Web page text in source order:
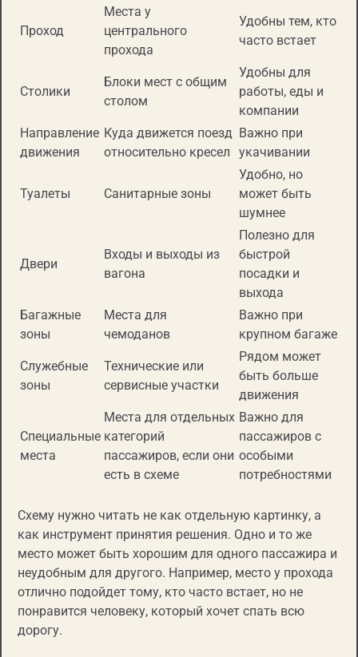
Проход
Места у
центрального
прохода
Удобны тем, кто
часто встает
Столики
Блоки мест с общим
столом
Удобны для
работы, еды и
компании
Направление
движения
Куда движется поезд
относительно кресел
Важно при
укачивании
Туалеты Санитарные зоны
Удобно, но
может быть
шумнее
Двери
Входы и выходы из
вагона
Полезно для
быстрой
посадки и
выхода
Багажные
зоны
Места для
чемоданов
Важно при
крупном багаже
Служебные
зоны
Технические или
сервисные участки
Рядом может
быть больше
движения
Специальные
места
Места для отдельных
категорий
пассажиров, если они
есть в схеме
Важно для
пассажиров с
особыми
потребностями
Схему нужно читать не как отдельную картинку, а
как инструмент принятия решения. Одно и то же
место может быть хорошим для одного пассажира и
неудобным для другого. Например, место у прохода
отлично подойдет тому, кто часто встает, но не
понравится человеку, который хочет спать всю
дорогу.